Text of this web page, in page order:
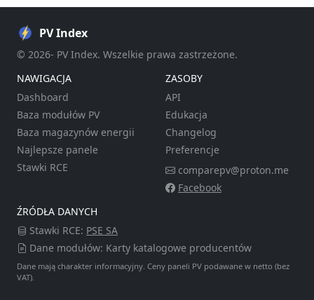
PV Index
© 2026- PV Index. Wszelkie prawa zastrzeżone.
NAWIGACJA
Dashboard
Baza modułów PV
Baza magazynów energii
Najlepsze panele
Stawki RCE
ZASOBY
API
Edukacja
Changelog
Preferencje
comparepv@proton.me
Facebook
ŹRÓDŁA DANYCH
Stawki RCE: PSE SA
Dane modułów: Karty katalogowe producentów
Dane mają charakter informacyjny. Ceny paneli PV podawane w netto (bez
VAT).